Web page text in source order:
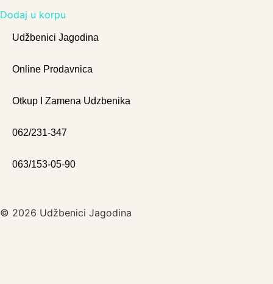
Dodaj u korpu
© 2026 Udžbenici Jagodina
Udžbenici Jagodina
Online Prodavnica
Otkup I Zamena Udzbenika
062/231-347
063/153-05-90